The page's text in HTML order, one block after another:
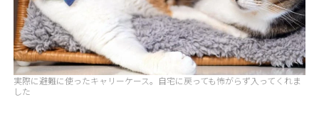
実際に避難に使ったキャリーケース。自宅に戻っても怖がらず入ってくれま
した